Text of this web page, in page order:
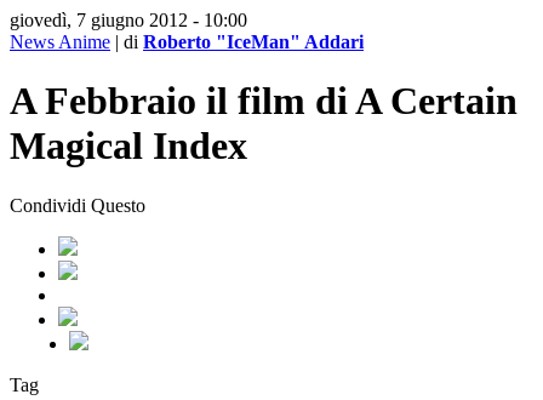
giovedì, 7 giugno 2012 - 10:00
News Anime | di Roberto "IceMan" Addari
A Febbraio il film di A Certain
Magical Index
Condividi Questo
Tag